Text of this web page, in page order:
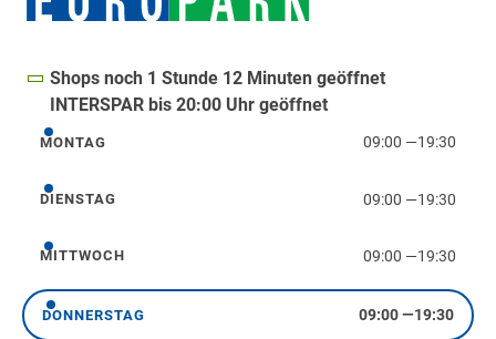
Shops noch 1 Stunde 12 Minuten geöffnet
INTERSPAR bis 20:00 Uhr geöffnet
Montag
MONTAG 09:00 —19:30
Dienstag
DIENSTAG 09:00 —19:30
Mittwoch
MITTWOCH 09:00 —19:30
Donnerstag
DONNERSTAG 09:00—19:30